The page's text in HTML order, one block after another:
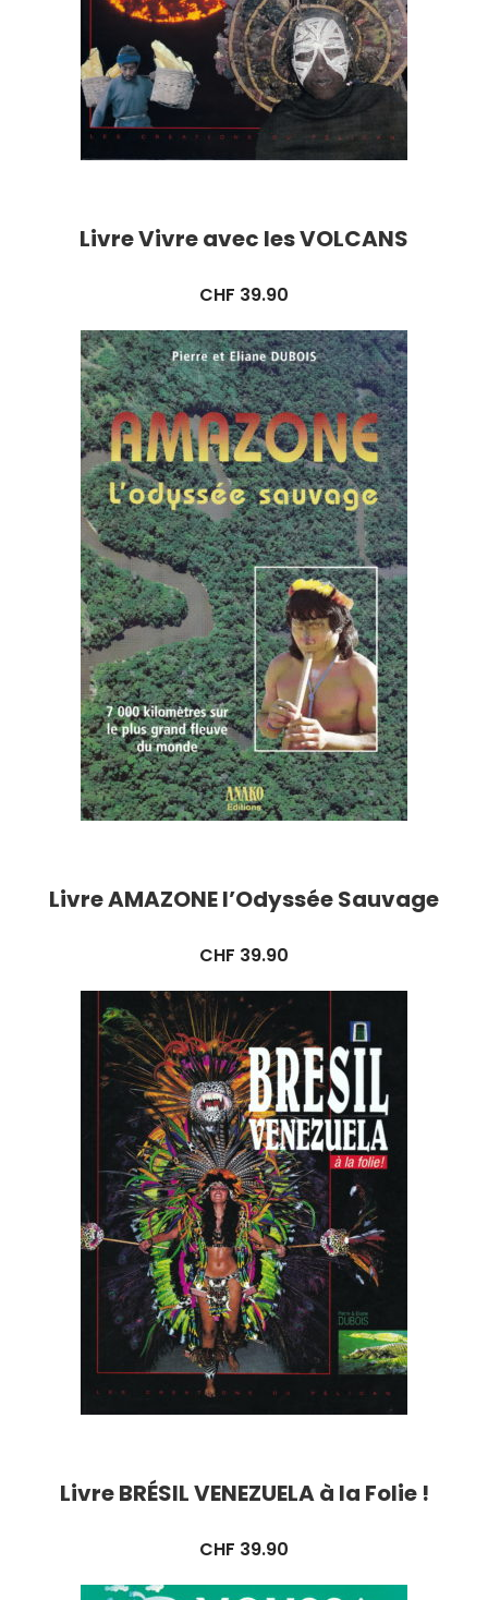
Livre Vivre avec les VOLCANS
CHF 39.90
Livre AMAZONE l’Odyssée Sauvage
CHF 39.90
Livre BRÉSIL VENEZUELA à la Folie !
CHF 39.90